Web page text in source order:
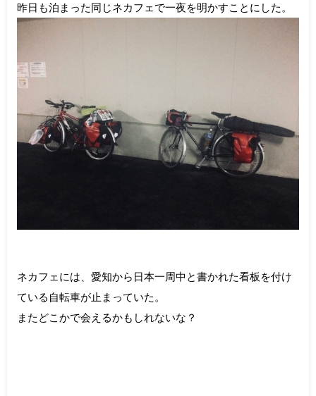
昨日も泊まった同じネカフェで一夜を明かすことにした。
ネカフェには、愛知から日本一周中と書かれた看板を付け
ている自転車が止まっていた。
またどこかで会えるかもしれないな？